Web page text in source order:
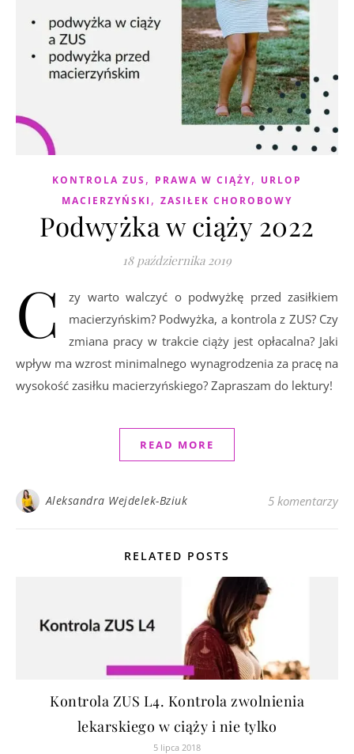
KONTROLA ZUS, PRAWA W CIĄŻY, URLOP
MACIERZYŃSKI , ZASIŁEK CHOROBOWY
Podwyżka w ciąży 2022
18 października 2019
C
zy warto walczyć o podwyżkę przed zasiłkiem
macierzyńskim? Podwyżka, a kontrola z ZUS? Czy
zmiana pracy w trakcie ciąży jest opłacalna? Jaki
wpływ ma wzrost minimalnego wynagrodzenia za pracę na
wysokość zasiłku macierzyńskiego? Zapraszam do lektury!
READ MORE
Aleksandra Wejdelek-Bziuk 5 komentarzy
RELATED POSTS
Kontrola ZUS L4. Kontrola zwolnienia
lekarskiego w ciąży i nie tylko
5 lipca 2018